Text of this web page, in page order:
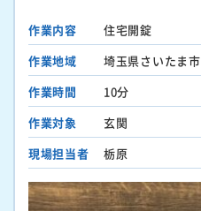
作業内容
住宅開錠
作業地域
埼玉県さいたま市
作業時間
10分
作業対象
玄関
現場担当者
栃原